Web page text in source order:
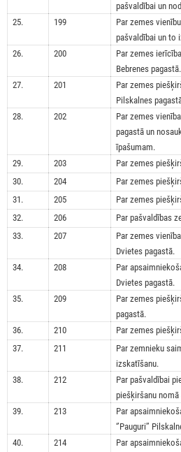
pašvaldībai un
25.
199
Par zemes
pašvaldībai un to
26.
200
Par zemes
Bebrenes pagastā.
27.
201
Par zemes
Pilskalnes
28.
202
Par zemes
pagastā un
īpašumam.
29.
203
Par zemes
30.
204
Par zemes
31.
205
Par zemes
32.
206
Par pašvaldības
33.
207
Par zemes
Dvietes pagastā.
34.
208
Par
Dvietes pagastā.
35.
209
Par zemes
pagastā.
36.
210
Par zemes
37.
211
Par zemnieku
izskatīšanu.
38.
212
Par pašvaldībai
piešķiršanu
39.
213
Par
‘’Pauguri’’
40.
214
Par